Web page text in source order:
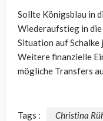
Sollte Königsblau in
Wiederaufstieg in
Situation auf Schalke
Weitere finanzielle
mögliche Transfers
Tags : Christina